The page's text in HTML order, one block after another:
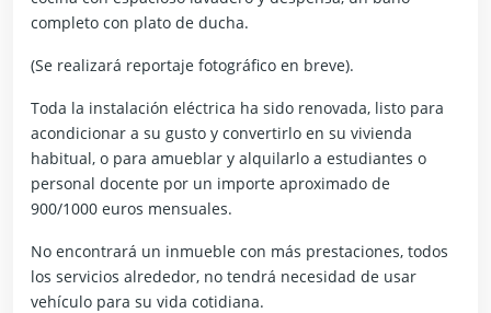
completo con plato de ducha.
(Se realizará reportaje fotográfico en breve).
Toda la instalación eléctrica ha sido renovada, listo para
acondicionar a su gusto y convertirlo en su vivienda
habitual, o para amueblar y alquilarlo a estudiantes o
personal docente por un importe aproximado de
900/1000 euros mensuales.
No encontrará un inmueble con más prestaciones, todos
los servicios alrededor, no tendrá necesidad de usar
vehículo para su vida cotidiana.